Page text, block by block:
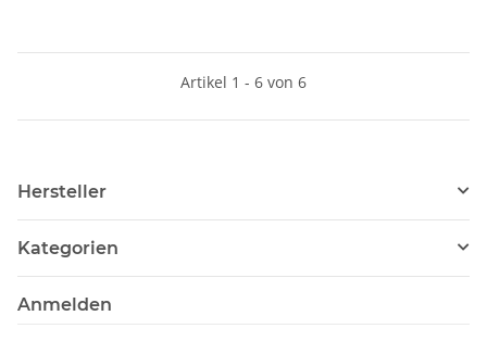
Artikel 1 - 6 von 6
Hersteller
Kategorien
Anmelden